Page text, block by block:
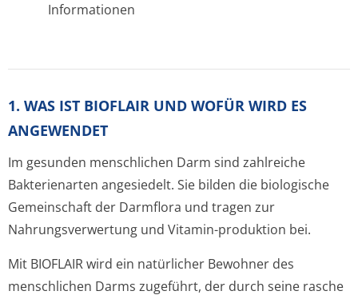
Informationen
1. WAS IST BIOFLAIR UND WOFÜR WIRD ES
ANGEWENDET
Im gesunden menschlichen Darm sind zahlreiche
Bakterienarten angesiedelt. Sie bilden die biologische
Gemeinschaft der Darmflora und tragen zur
Nahrungsverwertung und Vitamin-produktion bei.
Mit BIOFLAIR wird ein natürlicher Bewohner des
menschlichen Darms zugeführt, der durch seine rasche